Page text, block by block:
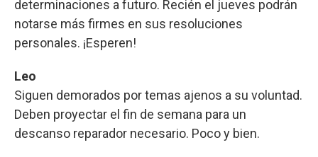
determinaciones a futuro. Recién el jueves podrán
notarse más firmes en sus resoluciones
personales. ¡Esperen!
Leo
Siguen demorados por temas ajenos a su voluntad.
Deben proyectar el fin de semana para un
descanso reparador necesario. Poco y bien.